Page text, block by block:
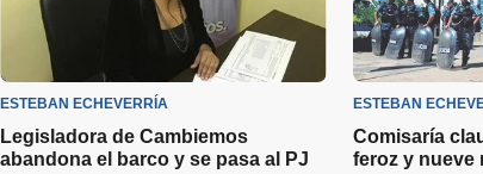
ESTEBAN ECHEVERRÍA
Legisladora de Cambiemos
abandona el barco y se pasa al PJ
ESTEBAN
Comisaría
feroz y nueve